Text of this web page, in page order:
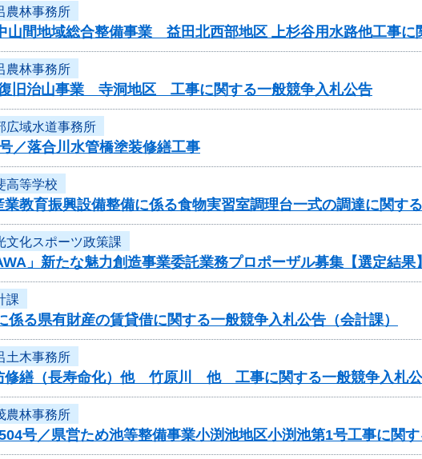
農林事務所
山間地域総合整備事業 益田北西部地区 上杉谷用水路他工事に
農林事務所
復旧治山事業 寺洞地区 工事に関する一般競争入札公告
広域水道事務所
／落合川水管橋塗装修繕工事
高等学校
教育振興設備整備に係る食物実習室調理台一式の調達に関す
文化スポーツ政策課
」新たな魅力創造事業委託業務プロポーザル募集【選定結果】
課
係る県有財産の賃貸借に関する一般競争入札公告（会計課）
土木事務所
修繕（長寿命化）他 竹原川 他 工事に関する一般競争入札
農林事務所
号／県営ため池等整備事業小渕池地区小渕池第1号工事に関